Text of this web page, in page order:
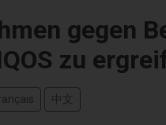
gegen
zu
中文